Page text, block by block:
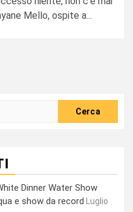
Mello, ospite a...
Dinner Water Show
e show da record
Luglio